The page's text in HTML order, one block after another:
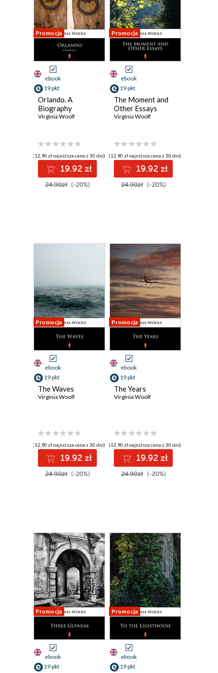
Promocja
ebook
19 pkt
Orlando. A
Biography
Virginia Woolf
(12,90 zł najniższa cena z 30 dni)
19.92 zł
24.90zł (-20%)
Promocja
ebook
19 pkt
The Moment and
Other Essays
Virginia Woolf
(12,90 zł najniższa cena z 30 dni)
19.92 zł
24.90zł (-20%)
Promocja
ebook
19 pkt
The Waves
Virginia Woolf
(12,90 zł najniższa cena z 30 dni)
19.92 zł
24.90zł (-20%)
Promocja
ebook
19 pkt
The Years
Virginia Woolf
(12,90 zł najniższa cena z 30 dni)
19.92 zł
24.90zł (-20%)
Promocja
ebook
19 pkt
Promocja
ebook
19 pkt